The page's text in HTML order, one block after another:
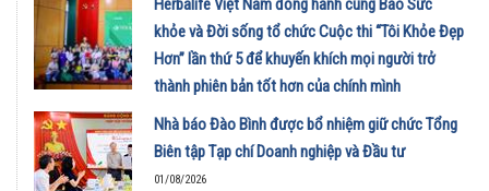
Herbalife Việt Nam đồng hành cùng Báo Sức
khỏe và Đời sống tổ chức Cuộc thi “Tôi Khỏe Đẹp
Hơn” lần thứ 5 để khuyến khích mọi người trở
thành phiên bản tốt hơn của chính mình
01/08/2026
Nhà báo Đào Bình được bổ nhiệm giữ chức Tổng
Biên tập Tạp chí Doanh nghiệp và Đầu tư
01/08/2026